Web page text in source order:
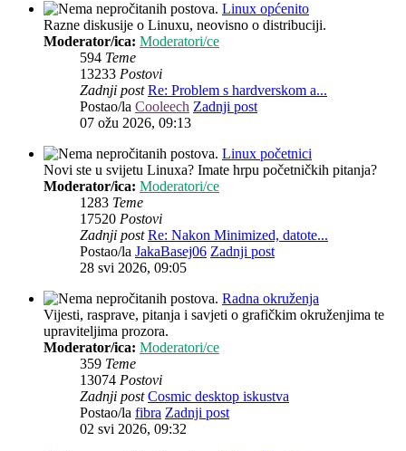
Linux općenito
Razne diskusije o Linuxu, neovisno o distribuciji.
Moderator/ica: Moderatori/ce
594 Teme
13233 Postovi
Zadnji post Re: Problem s hardverskom a...
Postao/la Cooleech Zadnji post
07 ožu 2026, 09:13
Linux početnici
Novi ste u svijetu Linuxa? Imate hrpu početničkih pitanja?
Moderator/ica: Moderatori/ce
1283 Teme
17520 Postovi
Zadnji post Re: Nakon Minimized, datote...
Postao/la JakaBasej06 Zadnji post
28 svi 2026, 09:05
Radna okruženja
Vijesti, rasprave, pitanja i savjeti o grafičkim okruženjima te
upraviteljima prozora.
Moderator/ica: Moderatori/ce
359 Teme
13074 Postovi
Zadnji post Cosmic desktop iskustva
Postao/la fibra Zadnji post
02 svi 2026, 09:32